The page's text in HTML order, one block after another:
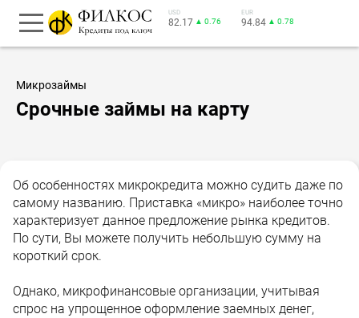
USD
82.17 ▲ 0.76
EUR
94.84 ▲ 0.78
Микрозаймы
Срочные займы на карту
Об особенностях микрокредита можно судить даже по
самому названию. Приставка «микро» наиболее точно
характеризует данное предложение рынка кредитов.
По сути, Вы можете получить небольшую сумму на
короткий срок.
Однако, микрофинансовые организации, учитывая
спрос на упрощенное оформление заемных денег,